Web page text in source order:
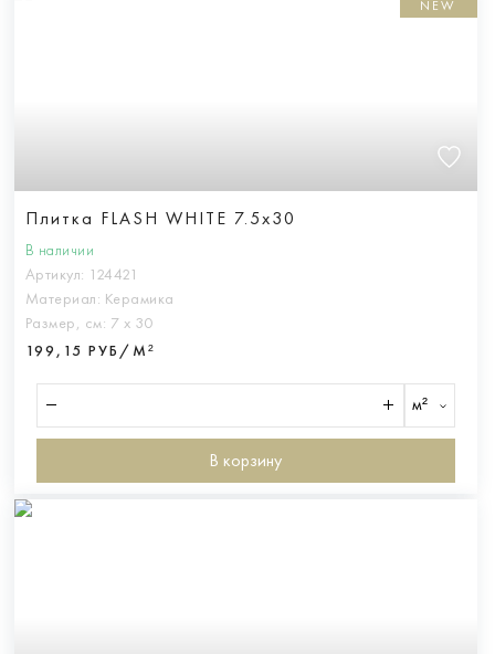
NEW
Плитка FLASH WHITE 7.5x30
В наличии
Артикул: 124421
Материал: Керамика
Размер, см: 7 х 30
199,15 РУБ/М²
м²
В корзину